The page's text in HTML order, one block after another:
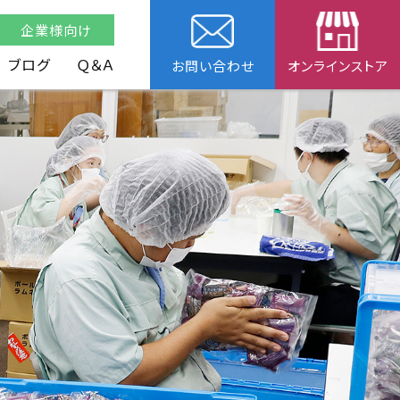
企業様向け
ブログ Ｑ＆Ａ お問い合わせ オンラインストア